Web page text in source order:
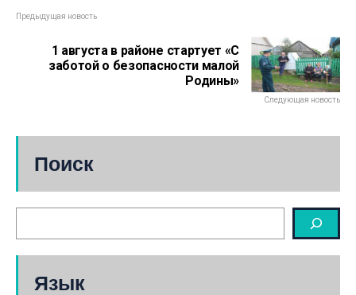
Предыдущая новость
1 августа в районе стартует «С
заботой о безопасности малой
Родины»
Следующая новость
Поиск
Язык